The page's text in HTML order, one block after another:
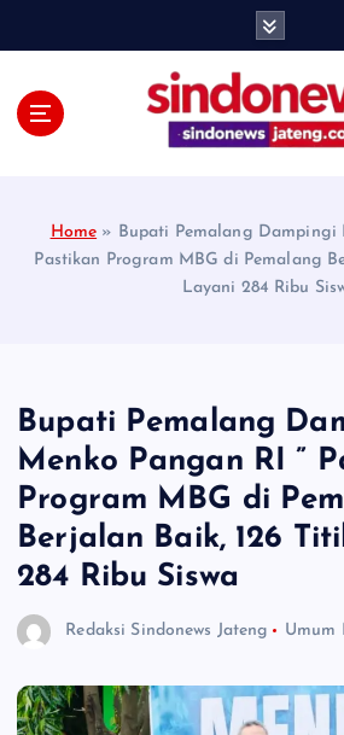
Home » Bupati Pemalang Dampingi
Pastikan Program MBG di Pemalang
Layani 284 Ribu
Bupati Pemalang
Menko Pangan RI ”
Program MBG di
Berjalan Baik, 126
284 Ribu Siswa
Redaksi Sindonews Jateng Umum